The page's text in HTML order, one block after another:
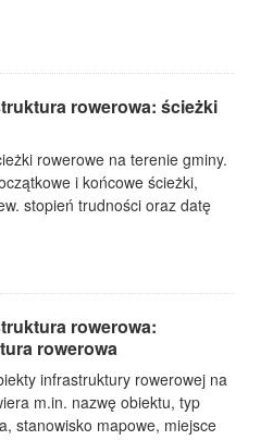
rowerowa: ścieżki
rowerowe na terenie gminy.
i końcowe ścieżki,
stopień trudności oraz datę
rowerowa:
rowerowa
infrastruktury rowerowej na
m.in. nazwę obiektu, typ
stanowisko mapowe, miejsce